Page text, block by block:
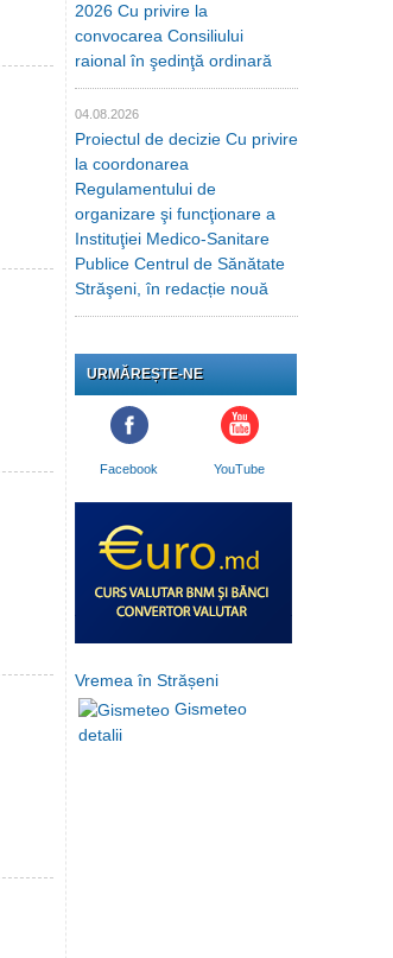
2026 Cu privire la
convocarea Consiliului
raional în şedinţă ordinară
04.08.2026
Proiectul de decizie Cu privire
la coordonarea
Regulamentului de
organizare şi funcţionare a
Instituţiei Medico-Sanitare
Publice Centrul de Sănătate
Străşeni, în redacție nouă
URMĂREȘTE-NE
Facebook YouTube
Vremea în Strășeni
Gismeteo
detalii